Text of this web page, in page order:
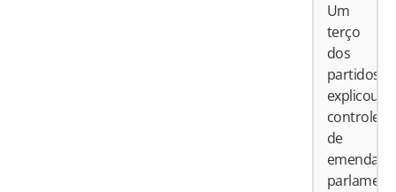
Um
terço
dos
partidos
explicou
controle
de
emendas